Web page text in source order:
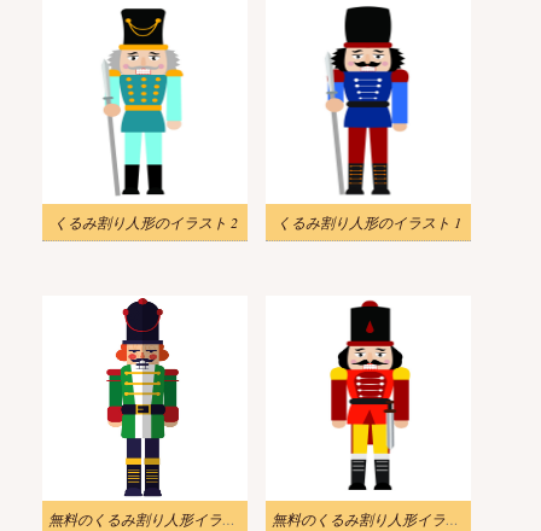
くるみ割り人形のイラスト 2 くるみ割り人形のイラスト 1
無料のくるみ割り人形イラスト画像 3 無料のくるみ割り人形イラストのダウンロード